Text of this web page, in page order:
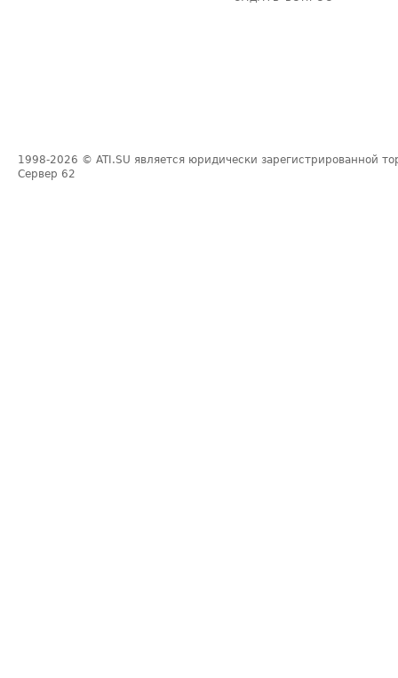
1998-2026 © ATI.SU является юридически зарегистрированной
Сервер 62